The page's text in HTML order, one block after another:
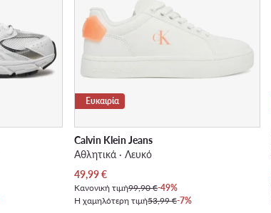
Ευκαιρία
Calvin Klein Jeans
Αθλητικά · Λευκό
Τρέχουσα τιμή
49,99€
Κανονική τιμή99,90 €-49%
Η χαμηλότερη τιμή53,99 €-7%